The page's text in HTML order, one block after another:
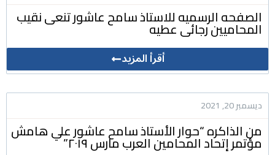
الصفحه الرسميه للاستاذ سامح عاشور تنعى نقيب
المحاميين رجائى عطيه
أقرأ المزيد
ديسمبر 20, 2021
من الذاكره “حوار الأستاذ سامح عاشور علي هامش
مؤتمر إتحاد المحامين العرب مارس ٢٠١٩”